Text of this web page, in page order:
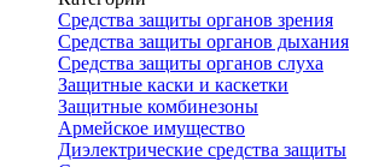
Средства защиты органов зрения
Средства защиты органов дыхания
Средства защиты органов слуха
Защитные каски и каскетки
Защитные комбинезоны
Армейское имущество
Диэлектрические средства защиты